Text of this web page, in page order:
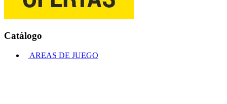
Catálogo
AREAS DE JUEGO